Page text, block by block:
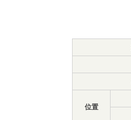
位置